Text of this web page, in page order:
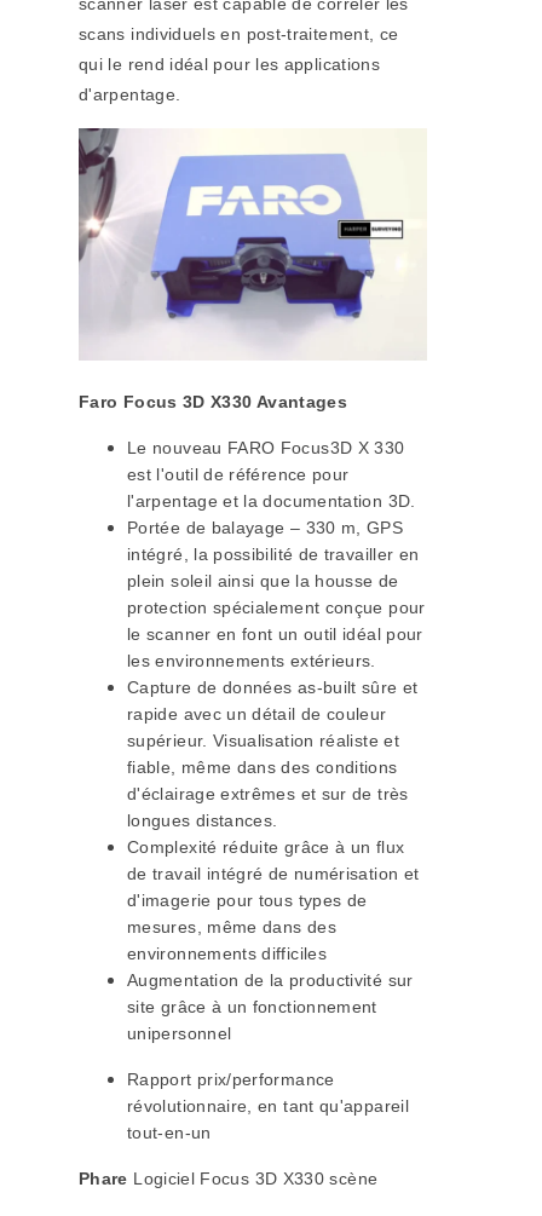
scanner laser est capable de corréler les
scans individuels en post-traitement, ce
qui le rend idéal pour les applications
d'arpentage.
Faro Focus 3D X330 Avantages
Le nouveau FARO Focus3D X 330
est l'outil de référence pour
l'arpentage et la documentation 3D.
Portée de balayage – 330 m, GPS
intégré, la possibilité de travailler en
plein soleil ainsi que la housse de
protection spécialement conçue pour
le scanner en font un outil idéal pour
les environnements extérieurs.
Capture de données as-built sûre et
rapide avec un détail de couleur
supérieur. Visualisation réaliste et
fiable, même dans des conditions
d'éclairage extrêmes et sur de très
longues distances.
Complexité réduite grâce à un flux
de travail intégré de numérisation et
d'imagerie pour tous types de
mesures, même dans des
environnements difficiles
Augmentation de la productivité sur
site grâce à un fonctionnement
unipersonnel
Rapport prix/performance
révolutionnaire, en tant qu'appareil
tout-en-un
Phare Logiciel Focus 3D X330 scène